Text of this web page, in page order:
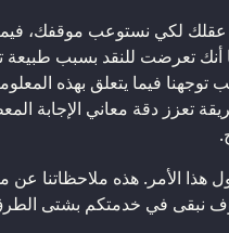
لكي نستوعب موقفك،
تعرضت للنقد بسبب طبيعة
فيما يتعلق بهذه
تعزز دقة معاني الإجابة
هذا الأمر. هذه ملاحظاتنا عن
نبقى في خدمتكم بشتى